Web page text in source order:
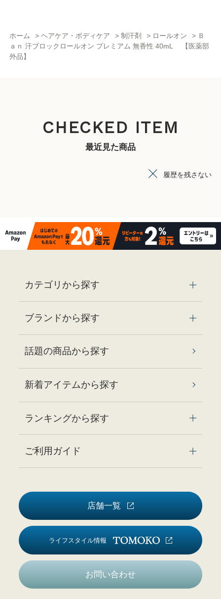
ホーム >ヘアケア・ボディケア >制汗剤 > ロールオン > Ｂ
ａｎ 汗ブロックロールオン プレミアム 無香性 40mL 【医薬部
外品】
CHECKED ITEM
最近見た商品
履歴を残さない
カテゴリから探す
ブランドから探す
話題の商品から探す
新着アイテムから探す
ランキングから探す
ご利用ガイド
店舗一覧
ライフスタイル情報
お問い合わせ